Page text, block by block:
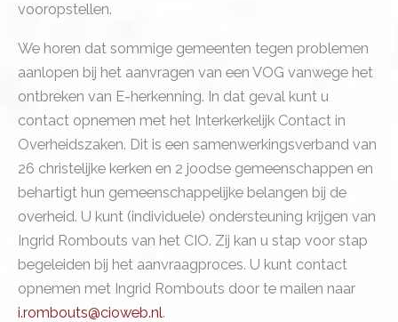
vooropstellen.
We horen dat sommige gemeenten tegen problemen
aanlopen bij het aanvragen van een VOG vanwege het
ontbreken van E-herkenning. In dat geval kunt u
contact opnemen met het Interkerkelijk Contact in
Overheidszaken. Dit is een samenwerkingsverband van
26 christelijke kerken en 2 joodse gemeenschappen en
behartigt hun gemeenschappelijke belangen bij de
overheid. U kunt (individuele) ondersteuning krijgen van
Ingrid Rombouts van het CIO. Zij kan u stap voor stap
begeleiden bij het aanvraagproces. U kunt contact
opnemen met Ingrid Rombouts door te mailen naar
i.rombouts@cioweb.nl.